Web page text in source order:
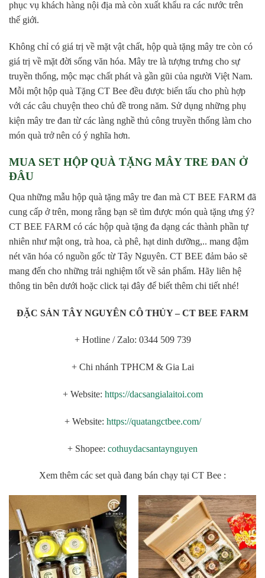
phục vụ khách hàng nội địa mà còn xuất khẩu ra các nước trên
thế giới.
Không chỉ có giá trị về mặt vật chất, hộp quà tặng mây tre còn có
giá trị về mặt đời sống văn hóa. Mây tre là tượng trưng cho sự
truyền thống, mộc mạc chất phát và gần gũi của người Việt Nam.
Mỗi một hộp quà Tặng CT Bee đều được biến tấu cho phù hợp
với các câu chuyện theo chủ đề trong năm. Sử dụng những phụ
kiện mây tre đan từ các làng nghề thủ công truyền thống làm cho
món quà trở nên có ý nghĩa hơn.
MUA SET HỘP QUÀ TẶNG MÂY TRE ĐAN Ở
ĐÂU
Qua những mẫu hộp quà tặng mây tre đan mà CT BEE FARM đã
cung cấp ở trên, mong rằng bạn sẽ tìm được món quà tặng ưng ý?
CT BEE FARM có các hộp quà tặng đa dạng các thành phần tự
nhiên như mật ong, trà hoa, cà phê, hạt dinh dưỡng,.. mang đậm
nét văn hóa có nguồn gốc từ Tây Nguyên. CT BEE đảm bảo sẽ
mang đến cho những trải nghiệm tốt về sản phẩm. Hãy liên hệ
thông tin bên dưới hoặc click tại đây để biết thêm chi tiết nhé!
ĐẶC SẢN TÂY NGUYÊN CÔ THỦY – CT BEE FARM
+ Hotline / Zalo: 0344 509 739
+ Chi nhánh TPHCM & Gia Lai
+ Website: https://dacsangialaitoi.com
+ Website: https://quatangctbee.com/
+ Shopee: cothuydacsantaynguyen
Xem thêm các set quà đang bán chạy tại CT Bee :